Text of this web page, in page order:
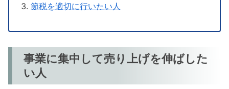
節税を適切に行いたい人
事業に集中して売り上げを伸ばした
い人